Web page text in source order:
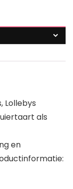
Lollebys
als
en